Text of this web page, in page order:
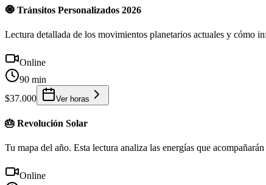
🧿 Tránsitos Personalizados 2026
Lectura detallada de los movimientos planetarios actuales y cómo
Online
90 min
$37.000
Ver horas
🎂 Revolución Solar
Tu mapa del año. Esta lectura analiza las energías que
Online